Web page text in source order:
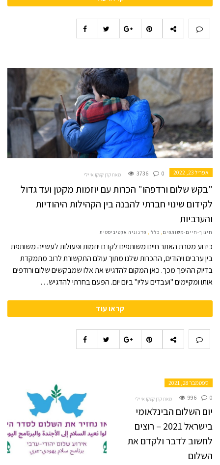
אפריל 23, 2022 3736 0 מאת קרן קטקו איילי
"בקש שלום ורדפהו" הכרות עם יוזמות מקטן ועד גדול
לקידום שינוי חברתי להבנה בין הקהילות היהודיות
והערביות
חינוך-חיים-משותפים, כללי, פדגוגיה אקטיביסטית
כידוע מטרת האתר חיים משותפים לקדם יוזמות ופעולות לעשייה משותפת
בין ערבים ויהודים, ההכרות שלנו מתוך עולם התקשורת לרוב מתמקדת
בדיוק ההיפך מכך. כאן המקום להדגיש את אלו שמבקשים שלום ורודפים
אותו ומקיימים "ועבדים עליו" ביום יום. הפעם בחרתי להדגיש…
קראו עוד
ספטמבר 28, 2021
996
0 מאת קרן קטקו איילי
יום השלום הבינלאומי
בישראל 2021 – רוצים
לחשוב לדבר ולקדם את
השלום